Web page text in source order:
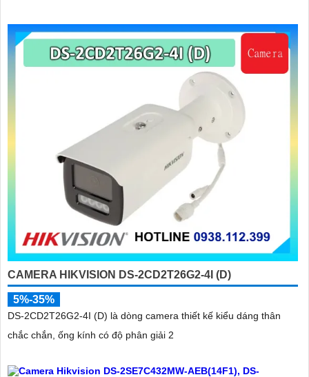
CAMERA HIKVISION DS-2CD2T26G2-4I (D)
5%-35%
DS-2CD2T26G2-4I (D) là dòng camera thiết kế kiểu dáng thân
chắc chắn, ống kính có độ phân giải 2